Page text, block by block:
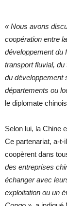
« Nous avons
coopération entre
développement du
transport fluvial,
du développement
départements ou
le diplomate
Selon lui, la Chine
Ce partenariat, a-t-
coopèrent dans
des entreprises
échanger avec
exploitation ou un